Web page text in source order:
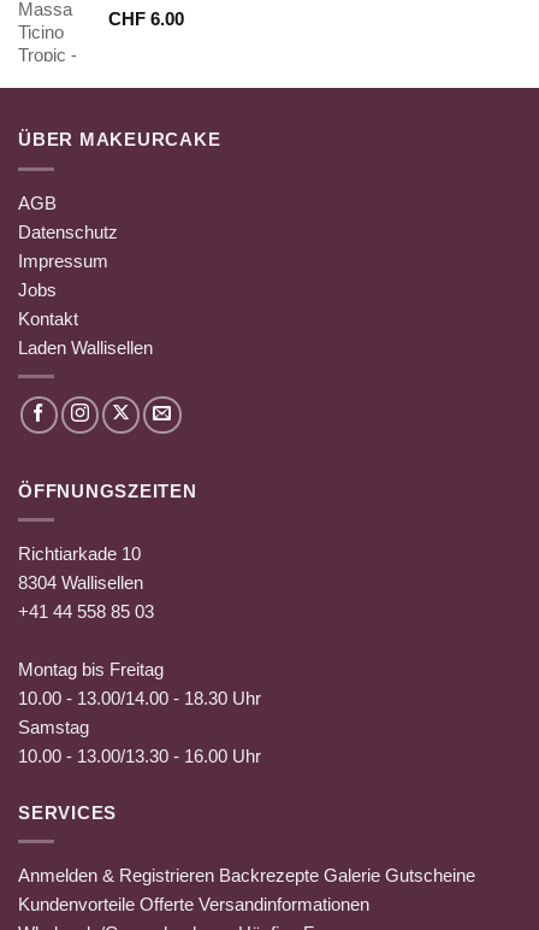
CHF 6.00
ÜBER MAKEURCAKE
AGB
Datenschutz
Impressum
Jobs
Kontakt
Laden Wallisellen
ÖFFNUNGSZEITEN
Richtiarkade 10
8304 Wallisellen
+41 44 558 85 03
Montag bis Freitag
10.00 - 13.00/14.00 - 18.30 Uhr
Samstag
10.00 - 13.00/13.30 - 16.00 Uhr
SERVICES
Anmelden & Registrieren Backrezepte Galerie Gutscheine
Kundenvorteile Offerte Versandinformationen